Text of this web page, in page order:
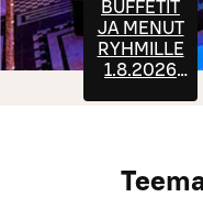
BUFFETIT
JA MENUT
RYHMILLE
1.8.2026